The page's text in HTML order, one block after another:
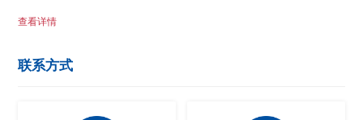
查看详情
联系方式